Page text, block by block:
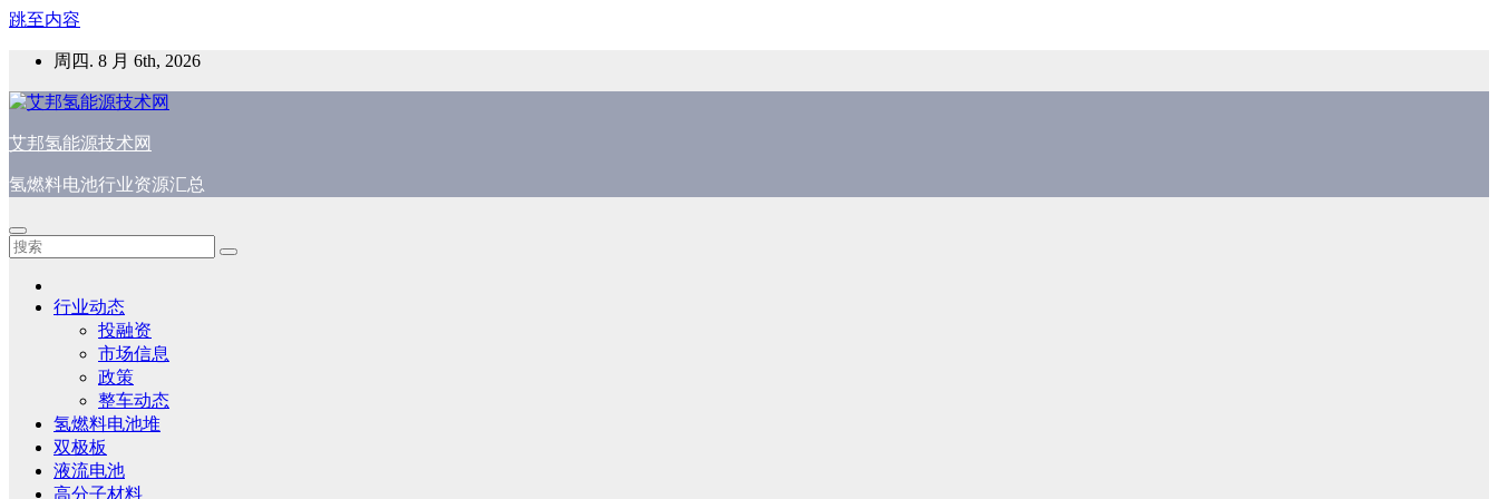
跳至内容
周四. 8 月 6th, 2026
艾邦氢能源技术网
氢燃料电池行业资源汇总
行业动态
投融资
市场信息
政策
整车动态
氢燃料电池堆
双极板
液流电池
高分子材料